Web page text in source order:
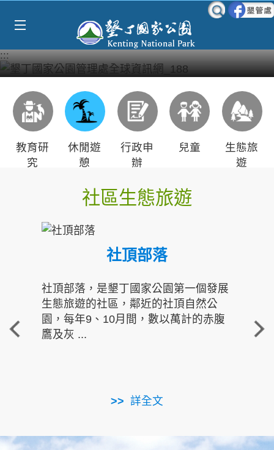
:::
教育研
究
休閒遊
憩
行政申
辦
兒童
生態旅
遊
社區生態旅遊
社頂部落
社頂部落，是墾丁國家公園第一個發展
生態旅遊的社區，鄰近的社頂自然公
園，每年9、10月間，數以萬計的赤腹
鷹及灰 ...
詳全文
重
走進